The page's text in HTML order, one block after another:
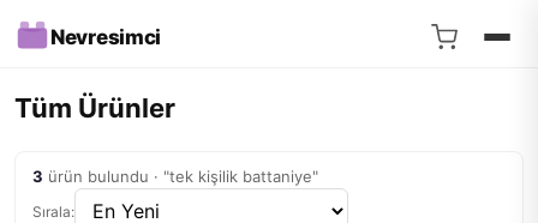
Nevresimci
Tüm Ürünler
3 ürün bulundu · "tek kişilik battaniye"
Sırala: